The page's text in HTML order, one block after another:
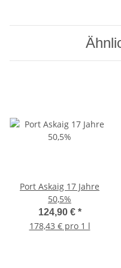
Port Askaig 17 Jahre
50,5%
124,90 € *
178,43 € pro 1 l